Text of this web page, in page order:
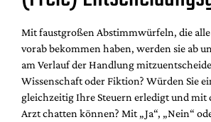
Mit faustgroßen Abstimmwürfeln, die
vorab bekommen haben, werden sie ab
am Verlauf der Handlung
Wissenschaft oder Fiktion? Würden Sie
gleichzeitig Ihre Steuern erledigt und mit
Arzt chatten können? Mit „Ja“, „Nein“